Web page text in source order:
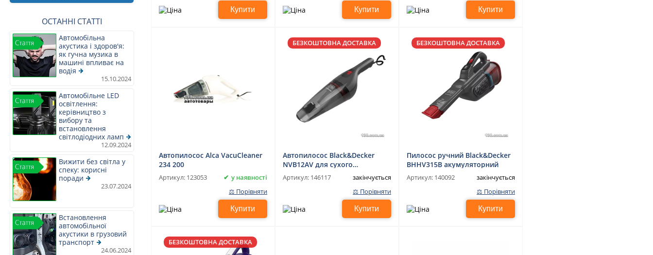
ОСТАННІ СТАТТІ
Автомобільна
акустика і здоров'я:
як гучна музика в
машині впливає на
водія
15.10.2024
Автомобільне LED
освітлення:
керівництво з
вибору та
встановлення
світлодіодних ламп
12.09.2024
Вижити без світла у
спеку: корисні
поради
23.07.2024
Встановлення
автомобільної
акустики в грузовий
транспорт
24.06.2024
Купити Купити Купити
Автопилосос Alca VacuCleaner
234 200
Артикул: 123053
у наявності
⚖ Порівняти
Купити
БЕЗКОШТОВНА ДОСТАВКА
Автопилосос Black&Decker
NVB12AV для сухого
прибирання
Артикул: 146117
закінчується
⚖ Порівняти
Купити
БЕЗКОШТОВНА ДОСТАВКА
Пилосос ручний Black&Decker
BHHV315B акумуляторний
Артикул: 140092
закінчується
⚖ Порівняти
Купити
БЕЗКОШТОВНА ДОСТАВКА